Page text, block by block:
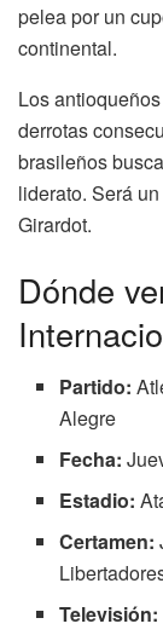
pelea por un
continental.
Los
derrotas
brasileños
liderato. Será
Girardot.
Dónde
Partido:
Alegre
Fecha:
Estadio:
Certamen:
Televisión: